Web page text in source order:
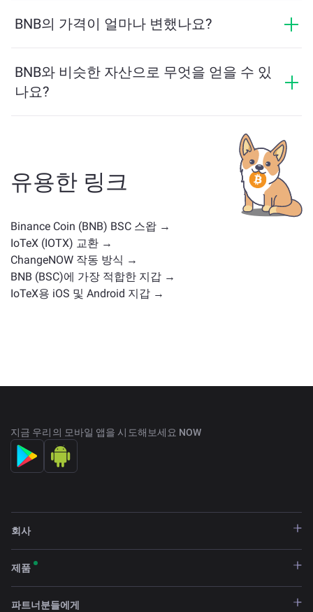
세요!
교환할 수 있습니다. 또한 ChangeNOW는 멀티체인 브리
BNB의 가격이 얼마나 변했나요?
니다.
BNB와 비슷한 자산으로 무엇을 얻을 수 있
나요?
테이블코인, 유틸리티 토큰, 거버넌스 코인 또는 다른 유
형일 수 있습니다. 일반적인 대안으로는 유사한 사용 사
례나 시장 위치를 가진 다른 암호화폐가 포함됩니다.주
요 거래 페이지에서 교환 가능한 모든 자산을 확인하세
유용한 링크
Binance Coin (BNB) BSC 스왑 →
IoTeX (IOTX) 교환 →
ChangeNOW 작동 방식 →
BNB (BSC)에 가장 적합한 지갑 →
IoTeX용 iOS 및 Android 지갑 →
지금 우리의 모바일 앱을 시도해보세요 NOW
회사
제품
파트너분들에게